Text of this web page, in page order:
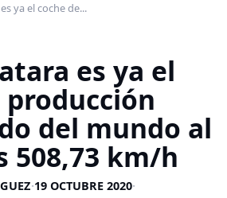
ya el coche de...
es ya el
producción
del mundo al
508,73 km/h
·19 OCTUBRE 2020·